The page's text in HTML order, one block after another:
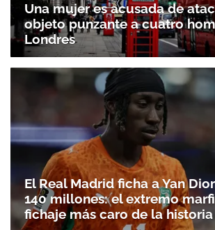
Una mujer es acusada de
objeto punzante a cuatro
Londres
El Real Madrid ficha a Yan
140 millones: el extremo
fichaje más caro de la